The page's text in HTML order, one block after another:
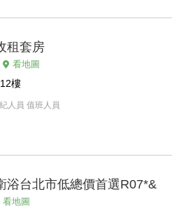
租套房
看地圖
樓
人員 值班人員
浴台北市低總價首選R07*&
看地圖